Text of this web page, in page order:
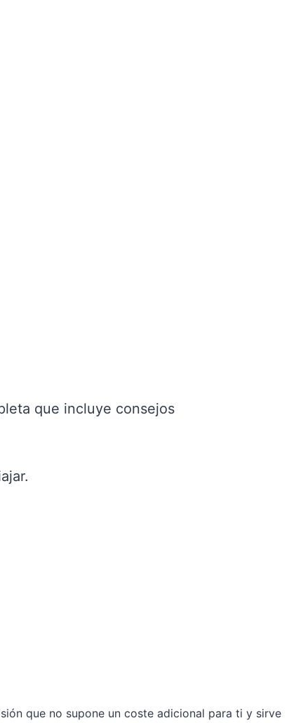
que incluye consejos
que no supone un coste adicional para ti y sirve